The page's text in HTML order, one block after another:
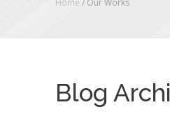
Home / Our Works
Blog